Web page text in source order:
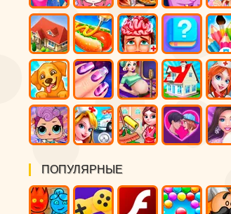
ПОПУЛЯРНЫЕ